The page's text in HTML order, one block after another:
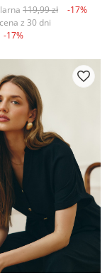
119,99 zł
-17%
z 30 dni
-17%